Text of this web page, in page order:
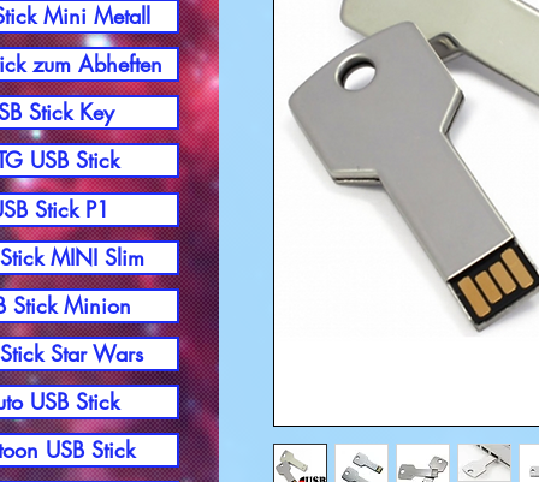
Mini Metall
zum Abheften
Stick Key
USB Stick
Stick P1
MINI Slim
Stick Minion
Star Wars
USB Stick
USB Stick